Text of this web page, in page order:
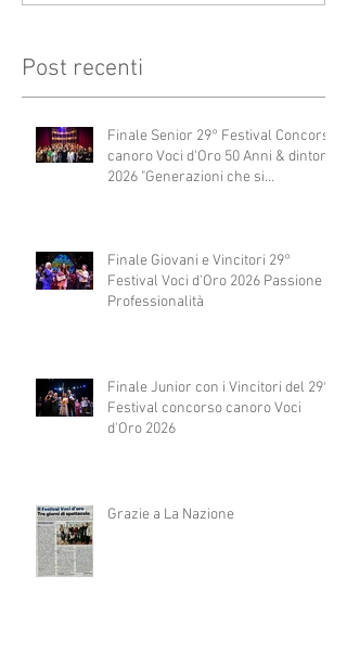
Post recenti
Finale Senior 29° Festival Concorso
canoro Voci d'Oro 50 Anni & dintorni
2026 "Generazioni che si
Finale Giovani e Vincitori 29°
Festival Voci d'Oro 2026 Passione e
Professionalità
Finale Junior con i Vincitori del 29°
Festival concorso canoro Voci
d'Oro 2026
Grazie a La Nazione